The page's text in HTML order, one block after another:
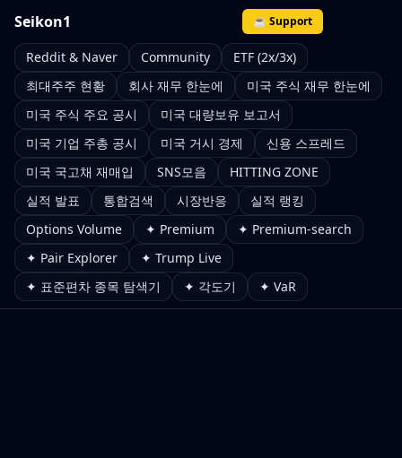
Seikon1 ☕ Support
Reddit & Naver Community
ETF (2x/3x)
최대주주 현황
회사 재무 한눈에
미국 주식 재무 한눈에
미국 주식 주요 공시
미국 대량보유 보고서
미국 기업 주총 공시
미국 거시 경제
신용 스프레드
미국 국고채 재매입
SNS모음
HITTING ZONE
실적 발표
통합검색 시장반응
실적 랭킹
Options Volume
✦ Premium
✦ Premium-search
✦ Pair Explorer
✦ Trump Live
✦ 표준편차 종목 탐색기
✦ 각도기 ✦ VaR